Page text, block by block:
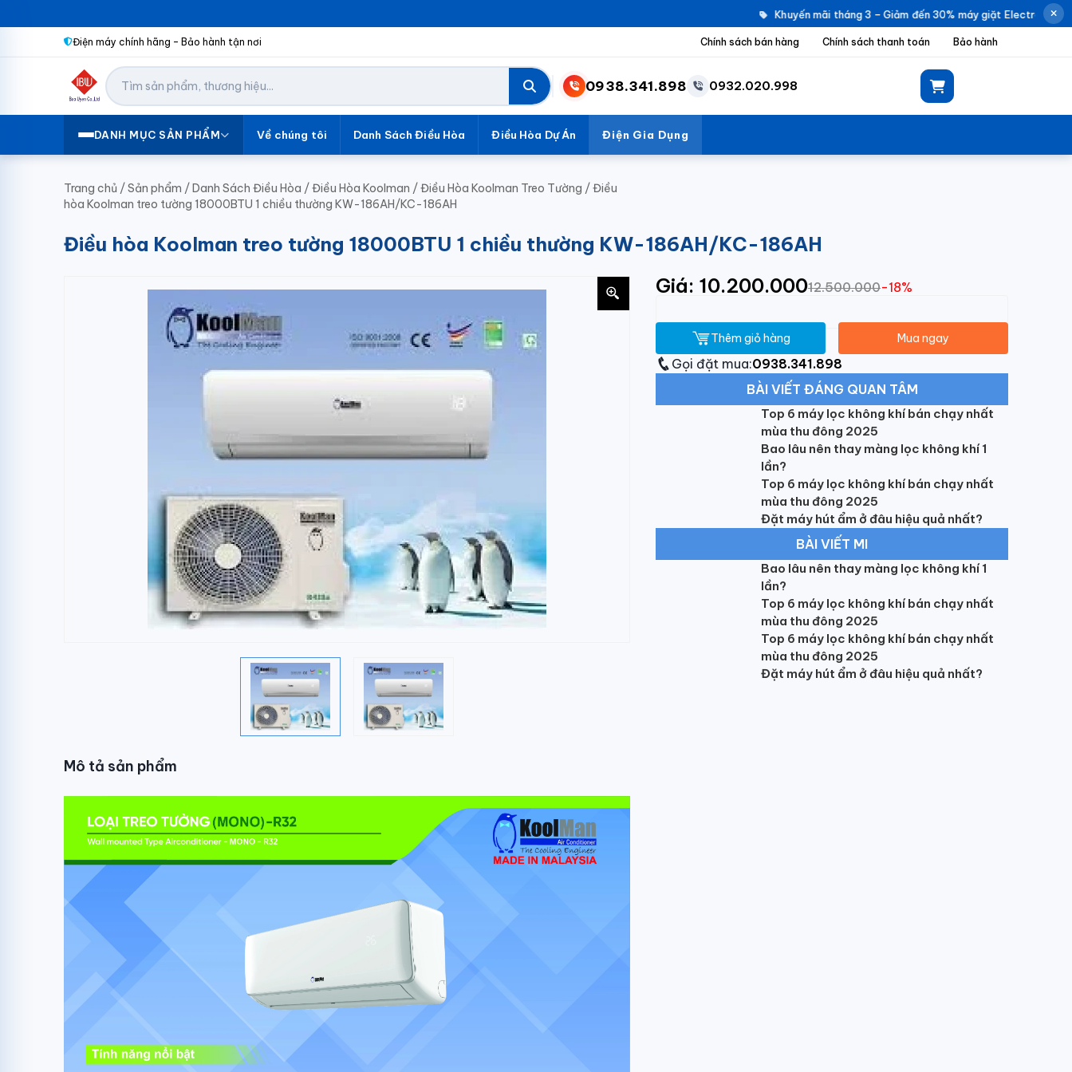
Khuyến mãi tháng 3 – Giảm đến 30% máy giặt Electrolux |
Điện máy chính hãng – Bảo hành tận nơi Chính sách bán hàng Chính sách thanh toán Bảo hành
0938.341.898 0932.020.998
DANH MỤC SẢN PHẨM Về chúng tôi Danh Sách Điều Hòa Điều Hòa Dự Án Điện Gia Dụng
Trang chủ /Sản phẩm /Danh Sách Điều Hòa /Điều Hòa Koolman /Điều Hòa Koolman Treo Tường /Điều
hòa Koolman treo tường 18000BTU 1 chiều thường KW-186AH/KC-186AH
Điều hòa Koolman treo tường 18000BTU 1 chiều thường KW-186AH/KC-186AH
Mô tả sản phẩm
Giá: 10.200.00012.500.000-18%
Thêm giỏ hàng Mua ngay
Gọi đặt mua:0938.341.898
BÀI VIẾT ĐÁNG QUAN TÂM
Top 6 máy lọc không khí bán chạy nhất
mùa thu đông 2025
Bao lâu nên thay màng lọc không khí 1
lần?
Top 6 máy lọc không khí bán chạy nhất
mùa thu đông 2025
Đặt máy hút ẩm ở đâu hiệu quả nhất?
BÀI VIẾT MI
Bao lâu nên thay màng lọc không khí 1
lần?
Top 6 máy lọc không khí bán chạy nhất
mùa thu đông 2025
Top 6 máy lọc không khí bán chạy nhất
mùa thu đông 2025
Đặt máy hút ẩm ở đâu hiệu quả nhất?